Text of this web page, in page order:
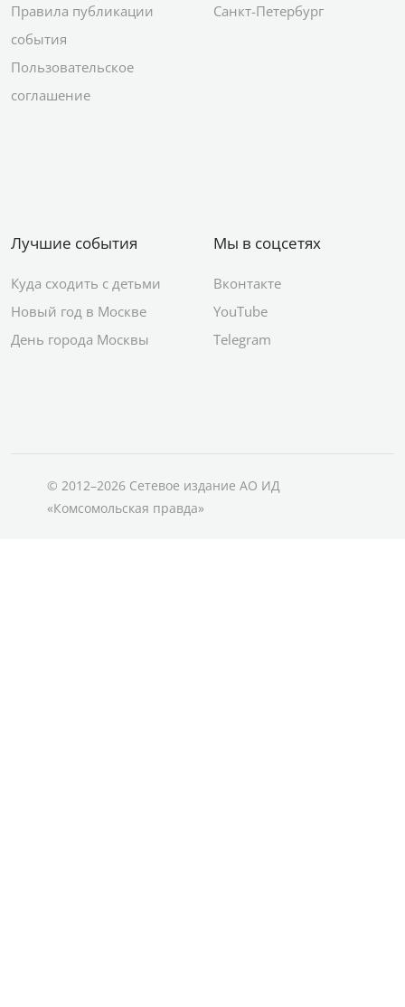
Правила публикации
события
Пользовательское
соглашение
Санкт-Петербург
Лучшие события
Куда сходить с детьми
Новый год в Москве
День города Москвы
Мы в соцсетях
Вконтакте
YouTube
Telegram
© 2012–2026 Сетевое издание АО ИД
«Комсомольская правда»